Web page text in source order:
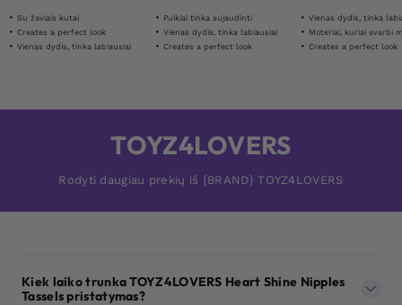
Su žaviais kutai
Creates a perfect look
Vienas dydis, tinka labiausiai
Puikiai tinka sujaudinti
Vienas dydis, tinka labiausiai
Creates a perfect look
Vienas dydis, tinka
Moteriai, kuriai svarbi
Creates a perfect look
TOYZ4LOVERS
Rodyti daugiau prekių iš {BRAND} TOYZ4LOVERS
Kiek laiko trunka TOYZ4LOVERS Heart Shine Nipples
Tassels pristatymas?